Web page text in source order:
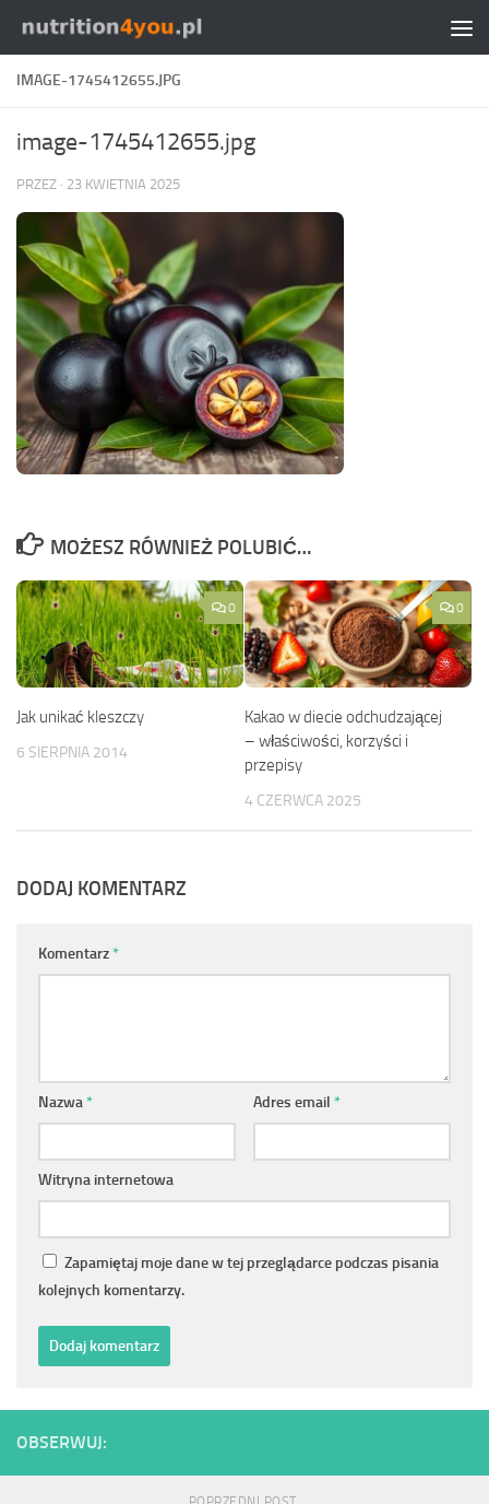
Przejdź do treści
IMAGE-1745412655.JPG
image-1745412655.jpg
PRZEZ · 23 KWIETNIA 2025
MOŻESZ RÓWNIEŻ POLUBIĆ…
0
Jak unikać kleszczy
6 SIERPNIA 2014
0
Kakao w diecie odchudzającej
– właściwości, korzyści i
przepisy
4 CZERWCA 2025
DODAJ KOMENTARZ
Komentarz*
Nazwa* Adres email *
Witryna internetowa
Zapamiętaj moje dane w tej przeglądarce podczas pisania
kolejnych komentarzy.
OBSERWUJ: